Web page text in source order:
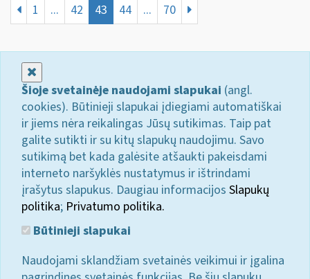
1 ... 42 43 44 ... 70
Šioje svetainėje naudojami slapukai (angl.
cookies). Būtinieji slapukai įdiegiami automatiškai
ir jiems nėra reikalingas Jūsų sutikimas. Taip pat
galite sutikti ir su kitų slapukų naudojimu. Savo
sutikimą bet kada galėsite atšaukti pakeisdami
interneto naršyklės nustatymus ir ištrindami
įrašytus slapukus. Daugiau informacijos Slapukų
politika; Privatumo politika.
Būtinieji slapukai
Naudojami sklandžiam svetainės veikimui ir įgalina